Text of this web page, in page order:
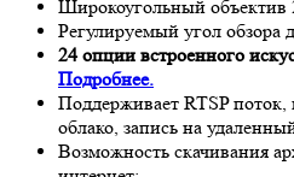
Широкоугольный объектив
Регулируемый угол обзора
24 опции встроенного
Подробнее.
Поддерживает RTSP поток,
облако, запись на
Возможность скачивания